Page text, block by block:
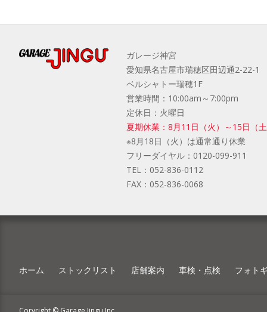
ガレージ神宮
愛知県名古屋市瑞穂区田辺通2-22-1
ベルシャトー瑞穂1F
営業時間：10:00am～7:00pm
定休日：火曜日
夏期休業：8月11日（火）～15日（
※8月18日（火）は通常通り休業
フリーダイヤル： 0120-099-911
TEL： 052-836-0112
FAX： 052-836-0068
ホーム ストックリスト 店舗案内 車検・点検 フォト